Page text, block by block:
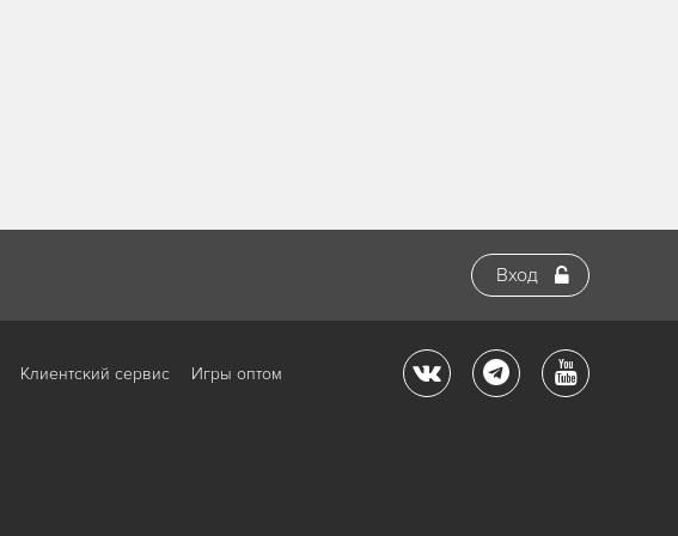
Вход
Клиентский сервис Игры оптом